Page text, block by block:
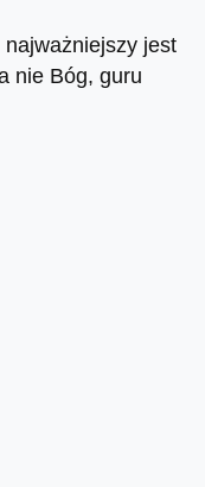
jest
nie Bóg, guru